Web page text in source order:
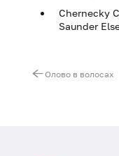
Chernecky
Saunder
Олово в волосах